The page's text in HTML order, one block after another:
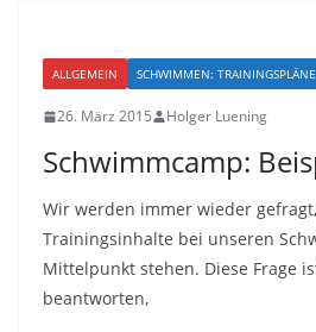
ALLGEMEIN SCHWIMMEN: TRAININGSPLÄNE
26. März 2015 Holger Luening
Schwimmcamp:
Wir werden immer wieder
Trainingsinhalte bei unseren
Mittelpunkt stehen. Diese Frage
beantworten,